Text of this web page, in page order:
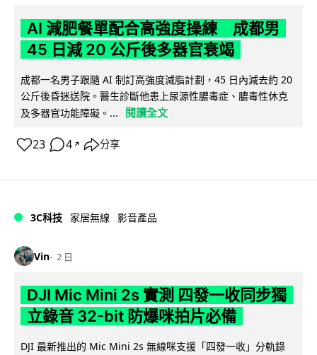
AI 減肥餐單配合高強度操練 成都男
45 日減 20 公斤後多器官衰竭
成都一名男子跟隨 AI 制訂高強度減脂計劃，45 日內減去約 20
公斤後昏迷送院。醫生診斷他患上尿源性膿毒症、膿毒性休克
及多器官功能障礙。...
閱讀全文
23 4 ↗ 分享
3C科技 家居無線 影音產品
Vin 2 日
DJI Mic Mini 2s 實測 四發一收同步獨
立錄音 32-bit 防爆咪拍片必備
DJI 最新推出的 Mic Mini 2s 無線咪支援「四發一收」分軌錄